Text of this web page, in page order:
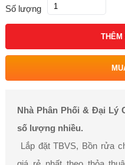
Số lượng
THÊM
Nhà Phân Phối & Đại Lý
số lượng nhiều.
Lắp đặt TBVS, Bồn rửa